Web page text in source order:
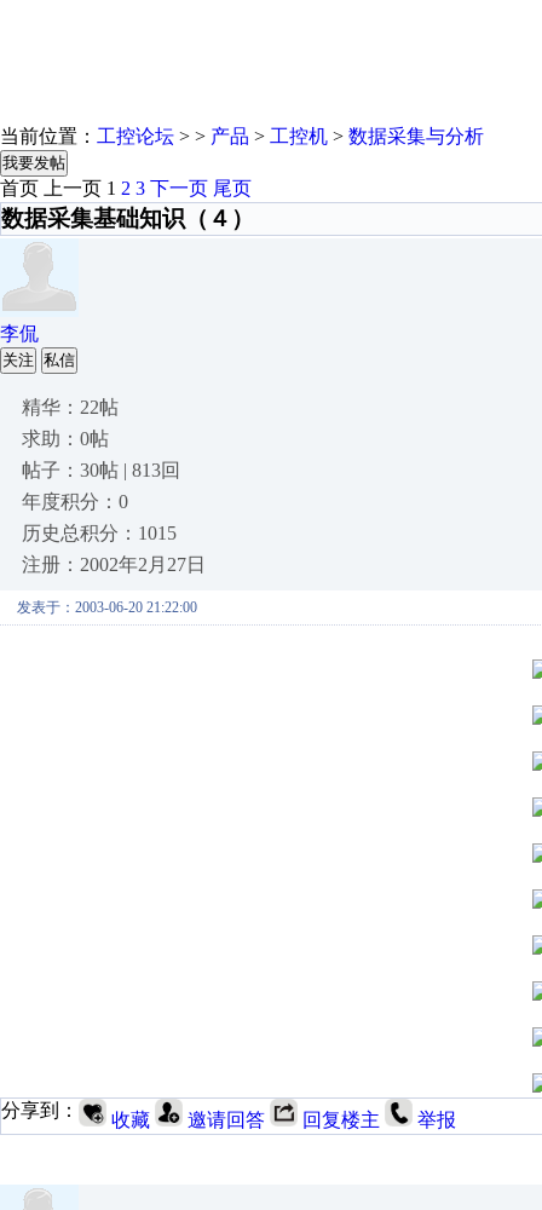
当前位置： 工控论坛 > > 产品 > 工控机 > 数据采集与分析
我要发帖
首页 上一页 1 2 3 下一页 尾页
数据采集基础知识（４）
李侃
关注 私信
精华：22帖
求助：0帖
帖子：30帖 | 813回
年度积分：0
历史总积分：1015
注册：2002年2月27日
发表于：2003-06-20 21:22:00
分享到： 收藏 邀请回答 回复楼主 举报